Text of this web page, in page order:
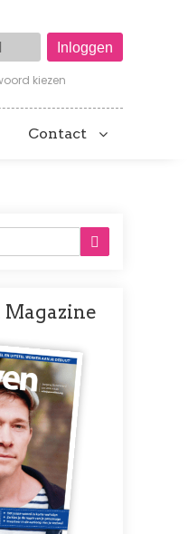
kiezen
Contact
Magazine